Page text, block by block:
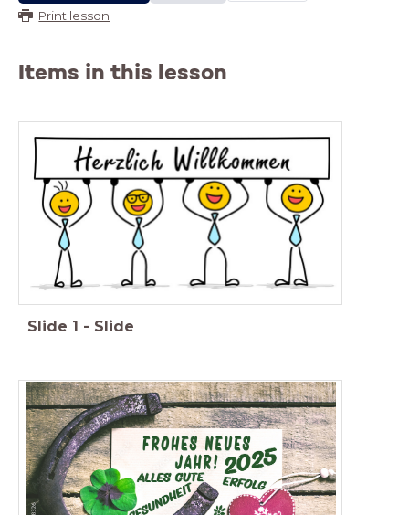
Print lesson
Items in this lesson
Slide 1 - Slide